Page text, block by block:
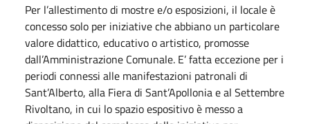
Per l’allestimento di mostre e/o esposizioni, il locale è
concesso solo per iniziative che abbiano un particolare
valore didattico, educativo o artistico, promosse
dall’Amministrazione Comunale. E’ fatta eccezione per i
periodi connessi alle manifestazioni patronali di
Sant’Alberto, alla Fiera di Sant’Apollonia e al Settembre
Rivoltano, in cui lo spazio espositivo è messo a